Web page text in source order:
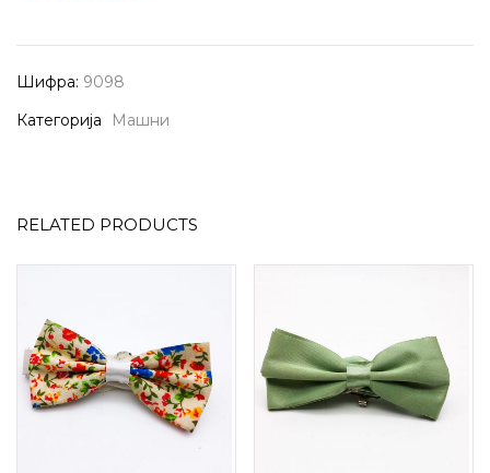
Шифра: 9098
Категорија
Машни
RELATED PRODUCTS